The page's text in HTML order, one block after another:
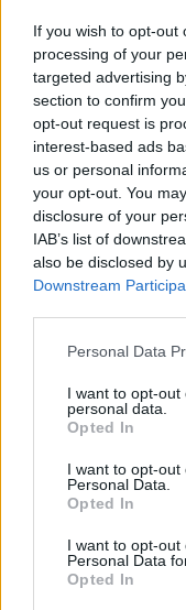
If you wish to opt-out
processing of your
targeted advertising
section to confirm
opt-out request is
interest-based ads
us or personal
your opt-out. You
disclosure of your
IAB’s list of
also be disclosed by
Downstream
Personal Data
I want to opt-
personal data.
Opted In
I want to opt-out
Personal Data.
Opted In
I want to opt-
Personal Data
Opted In
σχεδόν 15 εκατ.